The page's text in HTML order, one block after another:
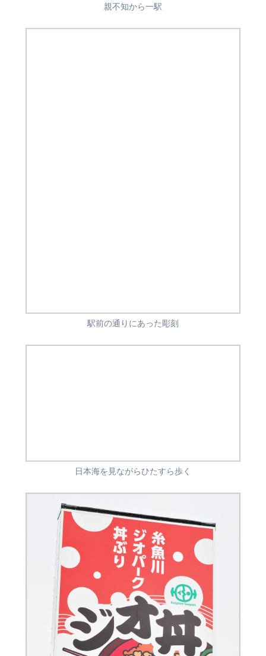
親不知から一駅
駅前の通りにあった彫刻
日本海を見ながらひたすら歩く